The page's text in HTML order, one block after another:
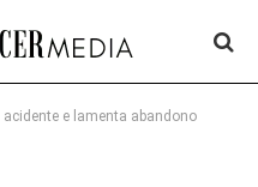
acidente e lamenta abandono